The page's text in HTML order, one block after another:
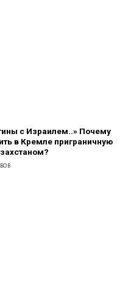
с Израилем..» Почему
в Кремле приграничную